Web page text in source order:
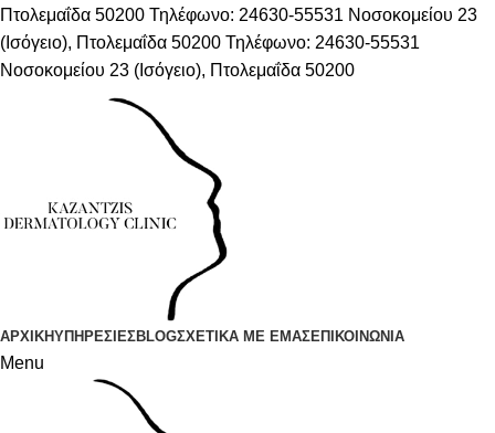
Πτολεμαΐδα 50200 Τηλέφωνο: 24630-55531 Νοσοκομείου 23
(Ισόγειο), Πτολεμαΐδα 50200 Τηλέφωνο: 24630-55531
Νοσοκομείου 23 (Ισόγειο), Πτολεμαΐδα 50200
ΑΡΧΙΚΗΥΠΗΡΕΣΙΕΣBLOGΣΧΕΤΙΚΑ ΜΕ ΕΜΑΣΕΠΙΚΟΙΝΩΝΙΑ
Menu